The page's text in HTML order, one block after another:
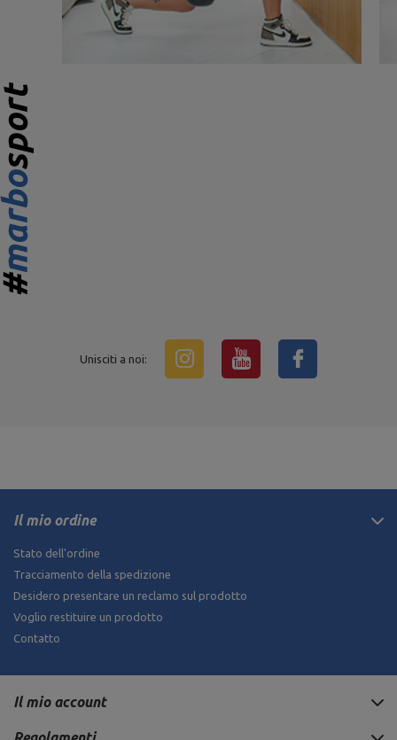
Unisciti a noi:
Il mio ordine
Stato dell'ordine
Tracciamento della spedizione
Desidero presentare un reclamo sul prodotto
Voglio restituire un prodotto
Contatto
Il mio account